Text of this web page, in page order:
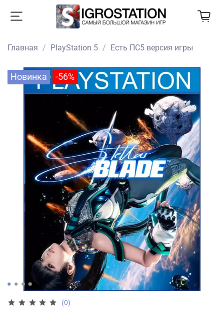
Главная PlayStation 5 Есть ПС5 версия игры
Новинка -56%
(0)